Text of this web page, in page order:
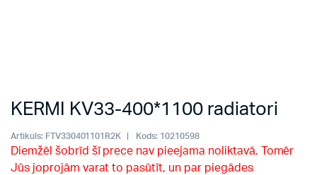
KERMI KV33-400*1100 radiatori
Artikuls: FTV330401101R2K Kods: 10210598
Diemžēl šobrīd šī prece nav pieejama noliktavā. Tomēr
Jūs joprojām varat to pasūtīt, un par piegādes